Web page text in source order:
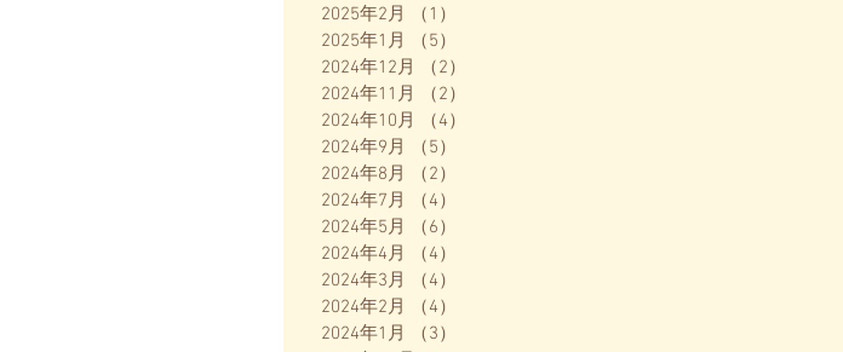
2025年2月
（1）
2025年1月
（5）
2024年12月
（2）
2024年11月
（2）
2024年10月
（4）
2024年9月
（5）
2024年8月
（2）
2024年7月
（4）
2024年5月
（6）
2024年4月
（4）
2024年3月
（4）
2024年2月
（4）
2024年1月
（3）